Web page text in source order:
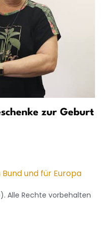
zur Geburt
und für Europa
Alle Rechte vorbehalten